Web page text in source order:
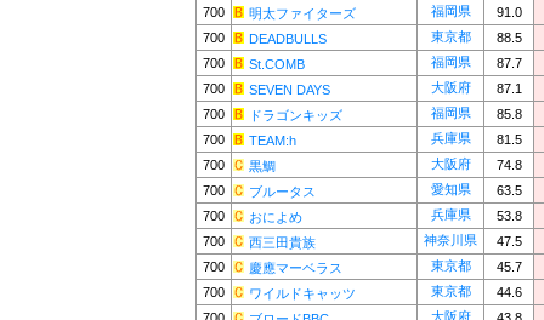
700
明太ファイターズ 福岡県
91.0
700
DEADBULLS 東京都
88.5
700
St.COMB 福岡県
87.7
700
SEVEN DAYS 大阪府
87.1
700
ドラゴンキッズ 福岡県
85.8
700
TEAM:h 兵庫県
81.5
700
黒鯛 大阪府
74.8
700
ブルータス 愛知県
63.5
700
おによめ 兵庫県
53.8
700
西三田貴族 神奈川県
47.5
700
慶應マーベラス 東京都
45.7
700
ワイルドキャッツ 東京都
44.6
大阪府